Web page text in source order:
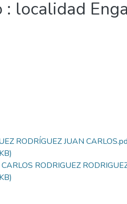
: localidad
RODRÍGUEZ JUAN
RODRIGUEZ